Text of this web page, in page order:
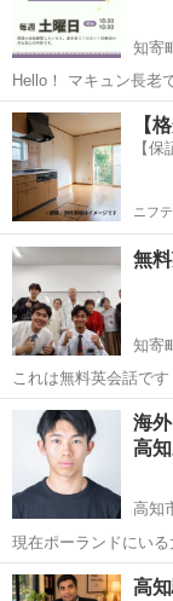
知寄
Hello！ マキュン長老
た！教会のボランティア
ネイティブから英語の
ムをやったりします
高知 高知市
【
【
ニフ
無
知寄
これは無料英会話で
して働いているんで
excited to meet you!
高知 高知市
海
高
高知
現在ポーランドにいる
人の方まで英語を教
が英語の基礎は教えることができます
高知 高知市
高